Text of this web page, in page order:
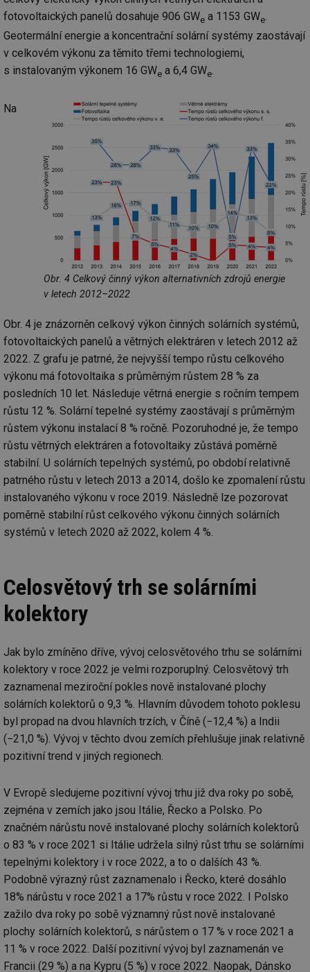
fotovoltaických panelů dosahuje 906 GWe a 1153 GWe.
Geotermální energie a koncentrační solární systémy zaostávají
v celkovém výkonu za těmito třemi technologiemi,
s instalovaným výkonem 16 GWe a 6,4 GWe.
Obr. 4 Celkový činný výkon alternativních zdrojů energie
v letech 2012–2022
Na
Obr. 4 je znázorněn celkový výkon činných solárních systémů,
fotovoltaických panelů a větrných elektráren v letech 2012 až
2022. Z grafu je patrné, že nejvyšší tempo růstu celkového
výkonu má fotovoltaika s průměrným růstem 28 % za
posledních 10 let. Následuje větrná energie s ročním tempem
růstu 12 %. Solární tepelné systémy zaostávají s průměrným
růstem výkonu instalací 8 % ročně. Pozoruhodné je, že tempo
růstu větrných elektráren a fotovoltaiky zůstává poměrně
stabilní. U solárních tepelných systémů, po období relativně
patrného růstu v letech 2013 a 2014, došlo ke zpomalení růstu
instalovaného výkonu v roce 2019. Následně lze pozorovat
poměrně stabilní růst celkového výkonu činných solárních
systémů v letech 2020 až 2022, kolem 4 %.
Celosvětový trh se solárními
kolektory
Jak bylo zmíněno dříve, vývoj celosvětového trhu se solárními
kolektory v roce 2022 je velmi rozporuplný. Celosvětový trh
zaznamenal meziroční pokles nově instalované plochy
solárních kolektorů o 9,3 %. Hlavním důvodem tohoto poklesu
byl propad na dvou hlavních trzích, v Číně (−12,4 %) a Indii
(−21,0 %). Vývoj v těchto dvou zemích přehlušuje jinak relativně
pozitivní trend v jiných regionech.
V Evropě sledujeme pozitivní vývoj trhu již dva roky po sobě,
zejména v zemích jako jsou Itálie, Řecko a Polsko. Po
značném nárůstu nově instalované plochy solárních kolektorů
o 83 % v roce 2021 si Itálie udržela silný růst trhu se solárními
tepelnými kolektory i v roce 2022, a to o dalších 43 %.
Podobně výrazný růst zaznamenalo i Řecko, které dosáhlo
18% nárůstu v roce 2021 a 17% růstu v roce 2022. I Polsko
zažilo dva roky po sobě významný růst nově instalované
plochy solárních kolektorů, s nárůstem o 17 % v roce 2021 a
11 % v roce 2022. Další pozitivní vývoj byl zaznamenán ve
Francii (29 %) a na Kypru (5 %) v roce 2022. Naopak, Dánsko